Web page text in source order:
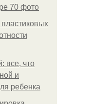
70 фото
все, что
и
ребенка